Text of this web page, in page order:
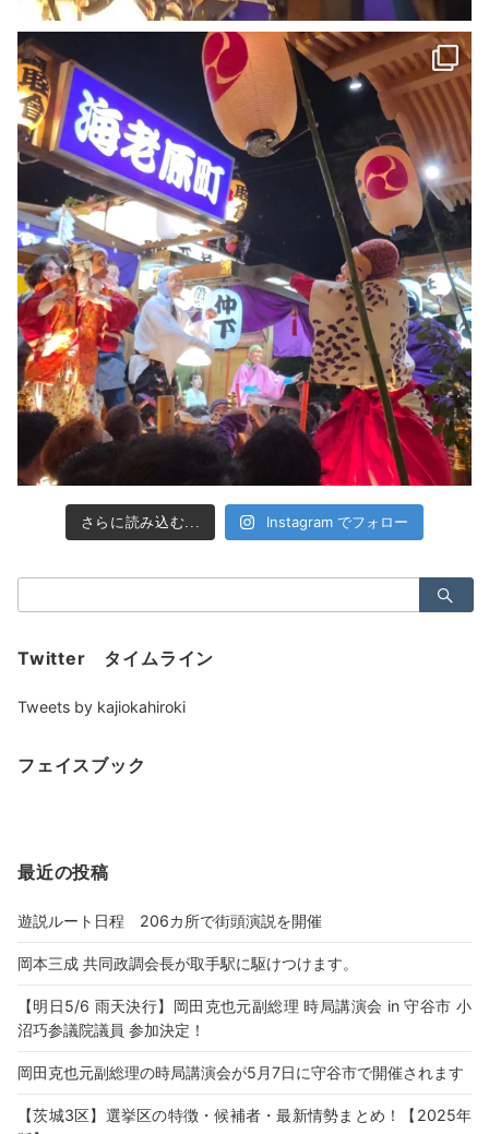
さらに読み込む... Instagram でフォロー
索：
Twitter タイムライン
Tweets by kajiokahiroki
フェイスブック
最近の投稿
遊説ルート日程 206カ所で街頭演説を開催
岡本三成 共同政調会長が取手駅に駆けつけます。
【明日5/6 雨天決行】岡田克也元副総理 時局講演会 in 守谷市 小
沼巧参議院議員 参加決定！
岡田克也元副総理の時局講演会が5月7日に守谷市で開催されます
【茨城3区】選挙区の特徴・候補者・最新情勢まとめ！【2025年